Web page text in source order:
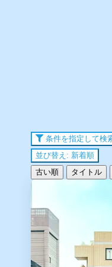
条件を指定して検
並び替え: 新着順
古い順
タイトル